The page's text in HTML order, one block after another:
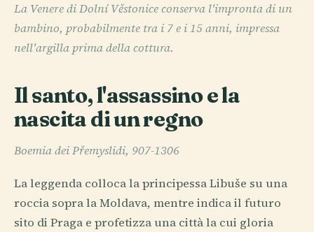
La Venere di Dolní Věstonice conserva l'impronta di un
bambino, probabilmente tra i 7 e i 15 anni, impressa
nell'argilla prima della cottura.
Il santo, l'assassino e la
nascita di un regno
Boemia dei Přemyslidi, 907-1306
La leggenda colloca la principessa Libuše su una
roccia sopra la Moldava, mentre indica il futuro
sito di Praga e profetizza una città la cui gloria